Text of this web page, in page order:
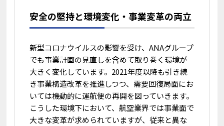
安全の堅持と環境変化・事業変革の両立
新型コロナウイルスの影響を受け、ANAグループ
でも事業計画の見直しを含めて取り巻く環境が
大きく変化しています。2021年度以降も引き続
き事業構造改革を推進しつつ、需要回復局面にお
いては機動的に運航便の再開を図っていきます。
こうした環境下において、航空業界では事業面で
大きな変革が求められていますが、従来と異な